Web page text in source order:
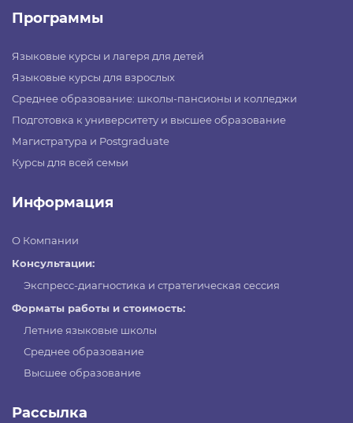
Программы
Языковые курсы и лагеря для детей
Языковые курсы для взрослых
Среднее образование: школы-пансионы и колледжи
Подготовка к университету и высшее образование
Магистратура и Postgraduate
Курсы для всей семьи
Информация
О Компании
Консультации:
Экспресс-диагностика и стратегическая сессия
Форматы работы и стоимость:
Летние языковые школы
Среднее образование
Высшее образование
Рассылка